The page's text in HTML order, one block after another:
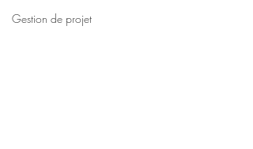
Gestion de projet